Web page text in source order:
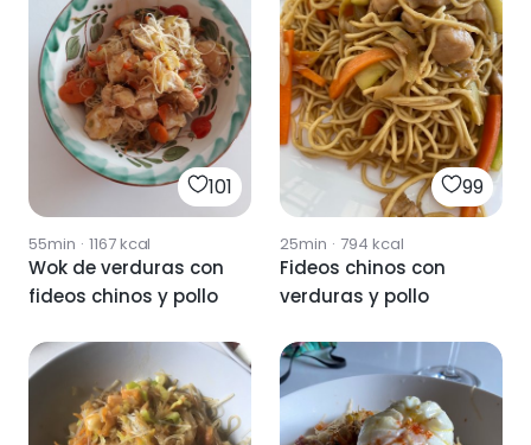
101
55min · 1167kcal
Wok de verduras con
fideos chinos y pollo
99
25min · 794 kcal
Fideos chinos con
verduras y pollo